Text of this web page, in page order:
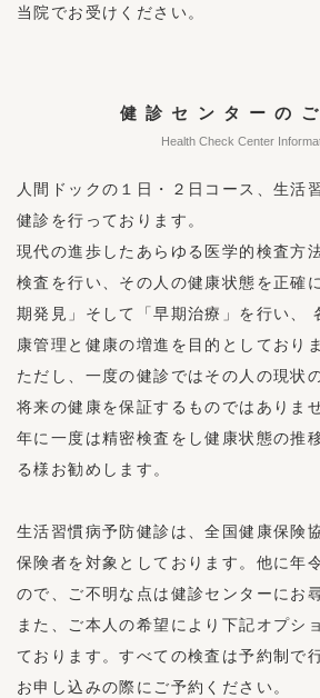
当院でお受けください。
健診センターの
Health Check Center
人間ドックの１日・２日コース、生活
健診を行っております。
現代の進歩したあらゆる医学的検査方
検査を行い、その人の健康状態を正確
期発見」そして「早期治療」を行い、
康管理と健康の増進を目的としており
ただし、一度の健診ではその人の現状
将来の健康を保証するものではありま
年に一度は精密検査をし健康状態の推
る様お勧めします。
生活習慣病予防健診は、全国健康保険
保険者を対象としております。他に年
ので、ご不明な点は健診センターにお
また、ご本人の希望により下記オプシ
ております。すべての検査は予約制で
お申し込みの際にご予約ください。